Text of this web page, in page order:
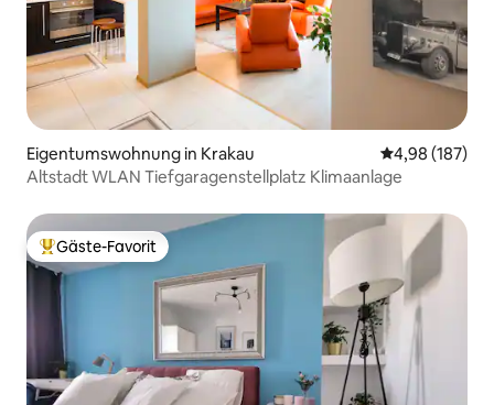
Eigentumswohnung in Krakau
4,98 (187)
Altstadt WLAN Tiefgaragenstellplatz Klimaanlage
Beliebter Gäste-Favorit.
Gäste-Favorit